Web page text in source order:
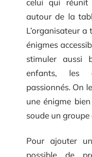
celui qui
autour de la
L’organisateur
énigmes
stimuler aussi
enfants, les
passionnés. On
une énigme
soude un
Pour ajouter
possible de